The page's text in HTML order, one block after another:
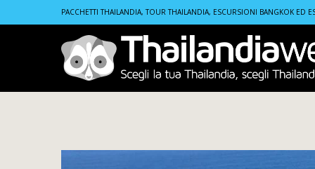
PACCHETTI THAILANDIA, TOUR THAILANDIA, ESCURSIONI BANGKOK ED
Home Tours Tour Nusa Penida | Kelingking Beach,